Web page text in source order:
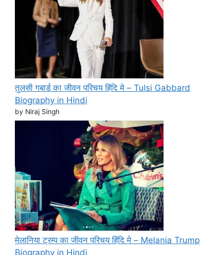
तुलसी गबार्ड का जीवन परिचय हिंदि मे – Tulsi Gabbard
Biography in Hindi
by Niraj Singh
मेलानिया ट्रम्प का जीवन परिचय हिंदि मे – Melania Trump
Biography in Hindi